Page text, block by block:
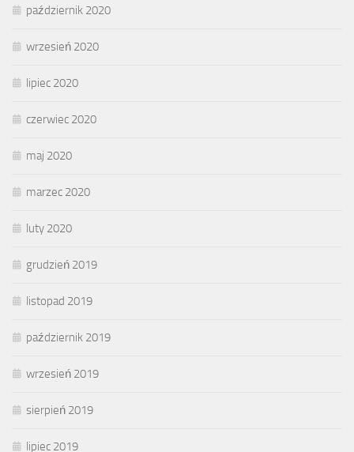
październik 2020
wrzesień 2020
lipiec 2020
czerwiec 2020
maj 2020
marzec 2020
luty 2020
grudzień 2019
listopad 2019
październik 2019
wrzesień 2019
sierpień 2019
lipiec 2019